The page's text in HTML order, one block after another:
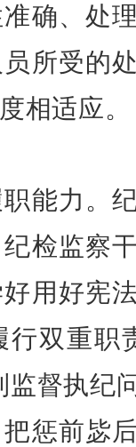
确、处
所受的
相适应。
力。纪
检监察
用好宪
双重职
监督执纪
惩前毖